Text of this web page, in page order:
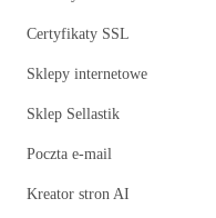
Certyfikaty SSL
Sklepy internetowe
Sklep Sellastik
Poczta e-mail
Kreator stron AI